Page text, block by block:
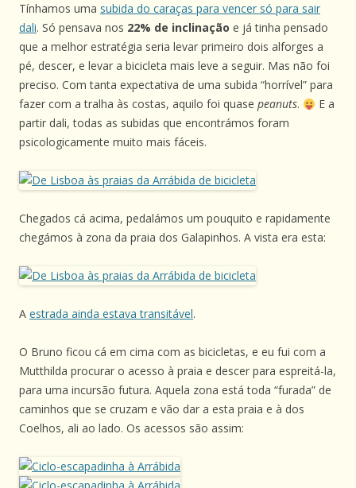
Tínhamos uma subida do caraças para vencer só para sair
dali. Só pensava nos 22% de inclinação e já tinha pensado
que a melhor estratégia seria levar primeiro dois alforges a
pé, descer, e levar a bicicleta mais leve a seguir. Mas não foi
preciso. Com tanta expectativa de uma subida “horrível” para
fazer com a tralha às costas, aquilo foi quase peanuts.
E a
partir dali, todas as subidas que encontrámos foram
psicologicamente muito mais fáceis.
Chegados cá acima, pedalámos um pouquito e rapidamente
chegámos à zona da praia dos Galapinhos. A vista era esta:
A estrada ainda estava transitável.
O Bruno ficou cá em cima com as bicicletas, e eu fui com a
Mutthilda procurar o acesso à praia e descer para espreitá-la,
para uma incursão futura. Aquela zona está toda “furada” de
caminhos que se cruzam e vão dar a esta praia e à dos
Coelhos, ali ao lado. Os acessos são assim: